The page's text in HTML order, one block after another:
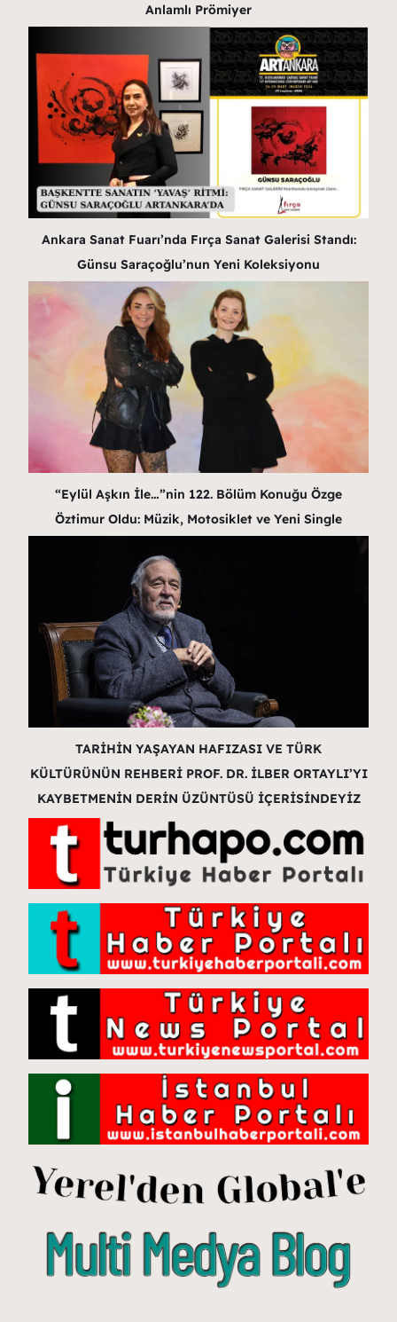
Anlamlı Prömiyer
Ankara Sanat Fuarı’nda Fırça Sanat Galerisi Standı:
Günsu Saraçoğlu’nun Yeni Koleksiyonu
“Eylül Aşkın İle…”nin 122. Bölüm Konuğu Özge
Öztimur Oldu: Müzik, Motosiklet ve Yeni Single
TARİHİN YAŞAYAN HAFIZASI VE TÜRK
KÜLTÜRÜNÜN REHBERİ PROF. DR. İLBER ORTAYLI’YI
KAYBETMENİN DERİN ÜZÜNTÜSÜ İÇERİSİNDEYİZ